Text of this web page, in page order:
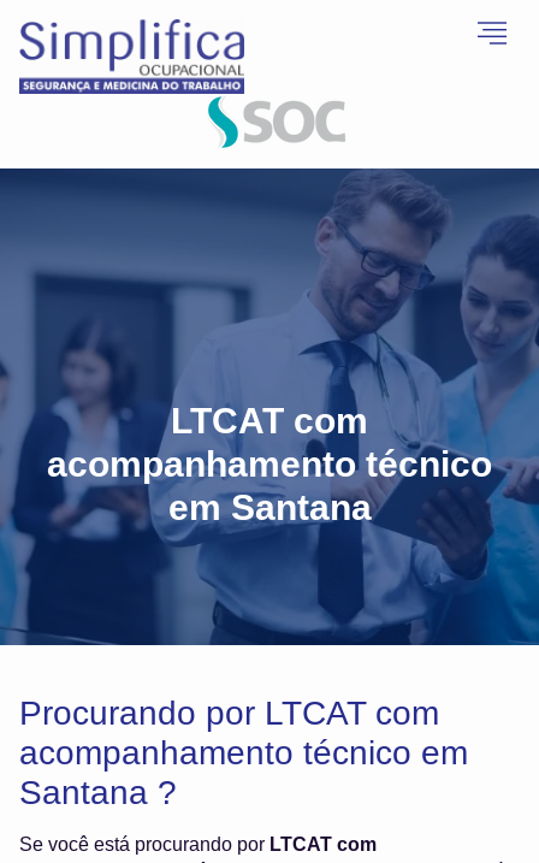
LTCAT com
acompanhamento técnico
em Santana
Procurando por LTCAT com
acompanhamento técnico em
Santana ?
Se você está procurando por LTCAT com